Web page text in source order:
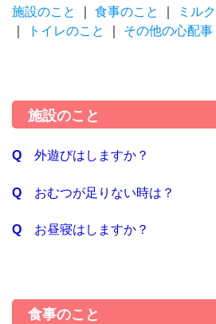
施設のこと 食事のこと
ミル
トイレのこと
その他の心配事
施設のこと
外遊びはしますか？
おむつが足りない時は？
お昼寝はしますか？
食事のこと